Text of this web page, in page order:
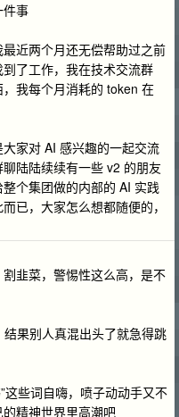
件事
近两个月还无偿帮助过之前
了工作，我在技术交流群
我每个月消耗的 token 在
家对 AI 感兴趣的一起交流
陆陆续续有一些 v2 的朋友
个集团做的内部的 AI 实践
已，大家怎么想都随便的，
韭菜，警惕性这么高，是不
果别人真混出头了就急得跳
这些词自嗨，喷子动动手又不
精神世界里高潮吧